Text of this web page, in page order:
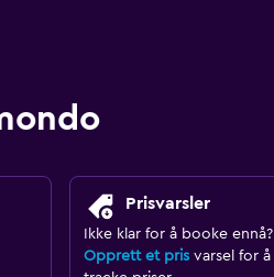
Prisvarsler
Ikke klar for å booke ennå?
Opprett et prisvarsel for å